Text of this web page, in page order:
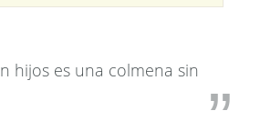
hijos es una colmena sin